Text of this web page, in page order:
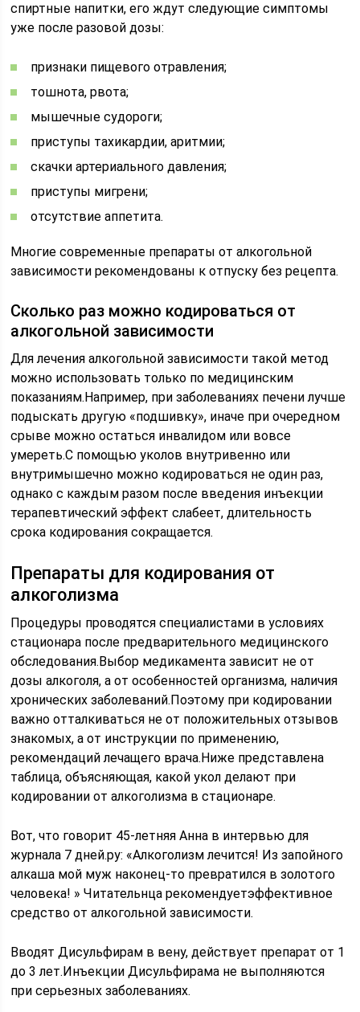
спиртные напитки, его ждут следующие симптомы
уже после разовой дозы:
признаки пищевого отравления;
тошнота, рвота;
мышечные судороги;
приступы тахикардии, аритмии;
скачки артериального давления;
приступы мигрени;
отсутствие аппетита.
Многие современные препараты от алкогольной
зависимости рекомендованы к отпуску без рецепта.
Сколько раз можно кодироваться от
алкогольной зависимости
Для лечения алкогольной зависимости такой метод
можно использовать только по медицинским
показаниям.Например, при заболеваниях печени лучше
подыскать другую «подшивку», иначе при очередном
срыве можно остаться инвалидом или вовсе
умереть.С помощью уколов внутривенно или
внутримышечно можно кодироваться не один раз,
однако с каждым разом после введения инъекции
терапевтический эффект слабеет, длительность
срока кодирования сокращается.
Препараты для кодирования от
алкоголизма
Процедуры проводятся специалистами в условиях
стационара после предварительного медицинского
обследования.Выбор медикамента зависит не от
дозы алкоголя, а от особенностей организма, наличия
хронических заболеваний.Поэтому при кодировании
важно отталкиваться не от положительных отзывов
знакомых, а от инструкции по применению,
рекомендаций лечащего врача.Ниже представлена
таблица, объясняющая, какой укол делают при
кодировании от алкоголизма в стационаре.
Вот, что говорит 45-летняя Анна в интервью для
журнала 7 дней.ру: «Алкоголизм лечится! Из запойного
алкаша мой муж наконец-то превратился в золотого
человека! »­ Читательнца рекомендует­эффективное
средство от алкогольной зависимости.
Вводят Дисульфирам в вену, действует препарат от 1
до 3 лет.Инъекции Дисульфирама не выполняются
при серьезных заболеваниях.